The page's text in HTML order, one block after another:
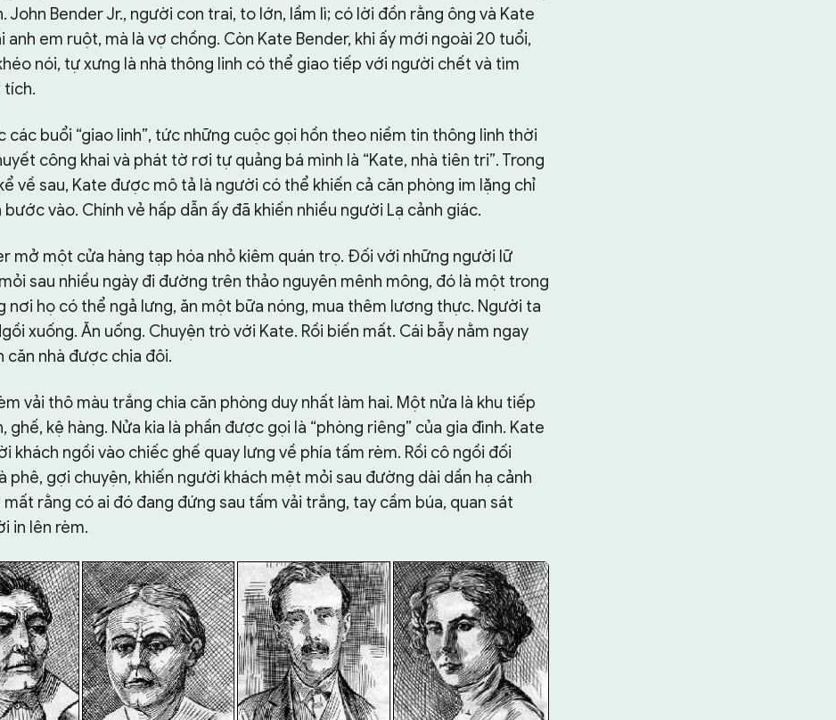
John Bender Jr., người con trai, to lớn, lầm lì; có lời đồn rằng ông và Kate
anh em ruột, mà là vợ chồng. Còn Kate Bender, khi ấy mới ngoài 20 tuổi,
nói, tự xưng là nhà thông linh có thể giao tiếp với người chết và tìm
tích.
các buổi “giao linh”, tức những cuộc gọi hồn theo niềm tin thông linh thời
công khai và phát tờ rơi tự quảng bá mình là “Kate, nhà tiên tri”. Trong
về sau, Kate được mô tả là người có thể khiến cả căn phòng im lặng chỉ
bước vào. Chính vẻ hấp dẫn ấy đã khiến nhiều người Lạ cảnh giác.
mở một cửa hàng tạp hóa nhỏ kiêm quán trọ. Đối với những người lữ
sau nhiều ngày đi đường trên thảo nguyên mênh mông, đó là một trong
nơi họ có thể ngả lưng, ăn một bữa nóng, mua thêm lương thực. Người ta
xuống. Ăn uống. Chuyện trò với Kate. Rồi biến mất. Cái bẫy nằm ngay
căn nhà được chia đôi.
vải thô màu trắng chia căn phòng duy nhất làm hai. Một nửa là khu tiếp
ghế, kệ hàng. Nửa kia là phần được gọi là “phòng riêng” của gia đình. Kate
khách ngồi vào chiếc ghế quay lưng về phía tấm rèm. Rồi cô ngồi đối
phê, gợi chuyện, khiến người khách mệt mỏi sau đường dài dần hạ cảnh
mất rằng có ai đó đang đứng sau tấm vải trắng, tay cầm búa, quan sát
in lên rèm.